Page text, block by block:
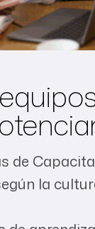
de
la